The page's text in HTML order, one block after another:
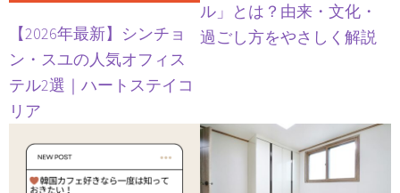
【2026年最新】シンチョ
ン・スユの人気オフィス
テル2選｜ハートステイコ
リア
ル」とは？由来・文化・
過ごし方をやさしく解説